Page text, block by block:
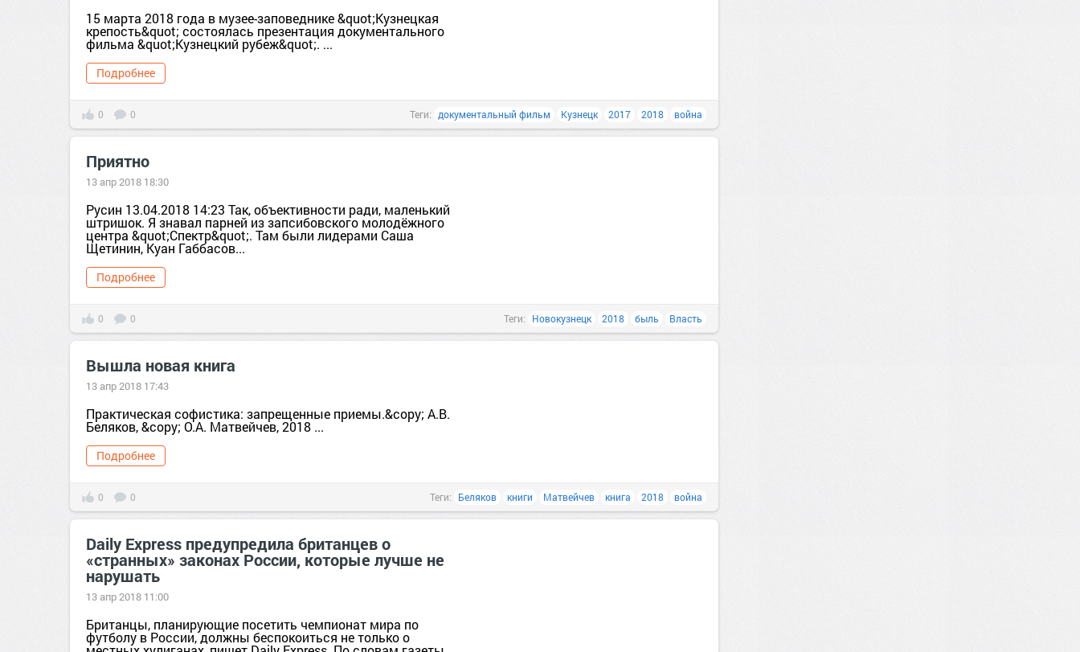
15 марта 2018 года в музее-заповеднике &quot;Кузнецкая
крепость&quot; состоялась презентация документального
фильма &quot;Кузнецкий рубеж&quot;. ...
Подробнее
0 0 Теги: документальный фильм Кузнецк 2017 2018 война
Приятно
13 апр 2018 18:30
Русин 13.04.2018 14:23 Так, объективности ради, маленький
штришок. Я знавал парней из запсибовского молодёжного
центра &quot;Спектр&quot;. Там были лидерами Саша
Щетинин, Куан Габбасов...
Подробнее
0 0 Теги: Новокузнецк 2018 быль Власть
Вышла новая книга
13 апр 2018 17:43
Практическая софистика: запрещенные приемы.&copy; А.В.
Беляков, &copy; О.А. Матвейчев, 2018 ...
Подробнее
0 0 Теги: Беляков книги Матвейчев книга 2018 война
Daily Express предупредила британцев о
«странных» законах России, которые лучше не
нарушать
13 апр 2018 11:00
Британцы, планирующие посетить чемпионат мира по
футболу в России, должны беспокоиться не только о